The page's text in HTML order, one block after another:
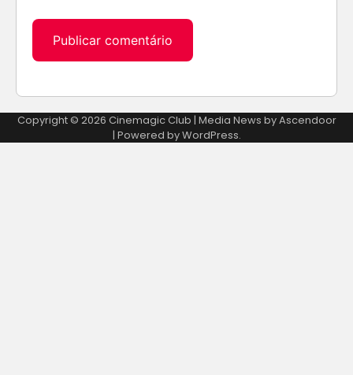
Copyright © 2026 Cinemagic Club | Media News byAscendoor
| Powered byWordPress.